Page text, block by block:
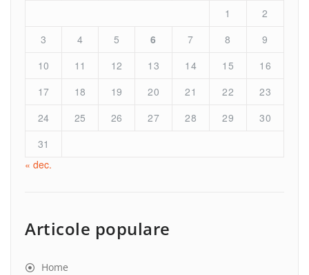
1
2
3
4 5 6 7 8
9
10
11 12 13 14 15
16
17
18 19 20 21 22
23
24
25 26 27 28 29
30
31
« dec.
Articole populare
Home